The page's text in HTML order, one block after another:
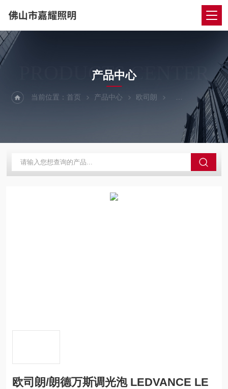
PRODUCTS CENTER
产品中心
当前位置：首页 产品中心 欧司朗 欧司朗LED球泡
欧司朗/朗德万斯调光泡 LEDVANCE LE